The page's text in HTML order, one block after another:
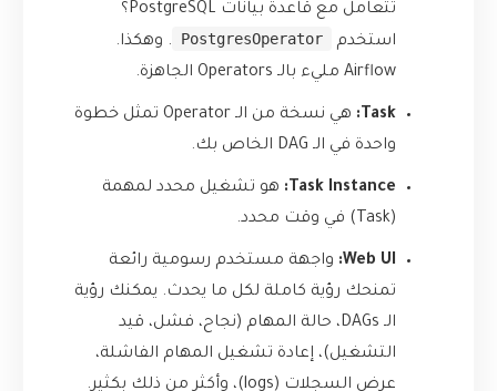
تتعامل مع قاعدة بيانات PostgreSQL؟
استخدم
PostgresOperator
. وهكذا.
Airflow مليء بالـ Operators الجاهزة.
Task:
هي نسخة من الـ Operator تمثل خطوة
واحدة في الـ DAG الخاص بك.
Task Instance:
هو تشغيل محدد لمهمة
(Task) في وقت محدد.
Web UI: واجهة مستخدم رسومية رائعة
تمنحك رؤية كاملة لكل ما يحدث. يمكنك رؤية
الـ DAGs، حالة المهام (نجاح، فشل، قيد
التشغيل)، إعادة تشغيل المهام الفاشلة،
عرض السجلات (logs)، وأكثر من ذلك بكثير.